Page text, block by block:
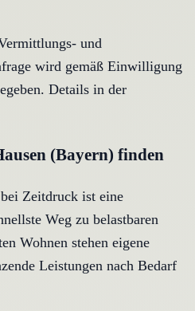
und
wird gemäß Einwilligung
Details in der
(Bayern) finden
Zeitdruck ist eine
Weg zu belastbaren
Wohnen stehen eigene
Leistungen nach Bedarf